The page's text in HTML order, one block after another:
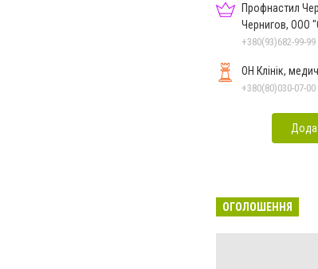
Профнастил
Чернигов, ООО
+380(93)682-99-99
ОН Клінік,
+380(80)030-07-00
ОГОЛОШЕННЯ